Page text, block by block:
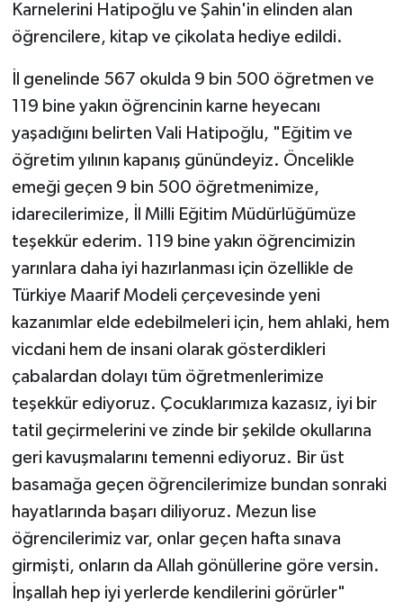
Karnelerini Hatipoğlu ve Şahin'in elinden alan
öğrencilere, kitap ve çikolata hediye edildi.
İl genelinde 567 okulda 9 bin 500 öğretmen ve
119 bine yakın öğrencinin karne heyecanı
yaşadığını belirten Vali Hatipoğlu, "Eğitim ve
öğretim yılının kapanış günündeyiz. Öncelikle
emeği geçen 9 bin 500 öğretmenimize,
idarecilerimize, İl Milli Eğitim Müdürlüğümüze
teşekkür ederim. 119 bine yakın öğrencimizin
yarınlara daha iyi hazırlanması için özellikle de
Türkiye Maarif Modeli çerçevesinde yeni
kazanımlar elde edebilmeleri için, hem ahlaki, hem
vicdani hem de insani olarak gösterdikleri
çabalardan dolayı tüm öğretmenlerimize
teşekkür ediyoruz. Çocuklarımıza kazasız, iyi bir
tatil geçirmelerini ve zinde bir şekilde okullarına
geri kavuşmalarını temenni ediyoruz. Bir üst
basamağa geçen öğrencilerimize bundan sonraki
hayatlarında başarı diliyoruz. Mezun lise
öğrencilerimiz var, onlar geçen hafta sınava
girmişti, onların da Allah gönüllerine göre versin.
İnşallah hep iyi yerlerde kendilerini görürler"
YAŞAM